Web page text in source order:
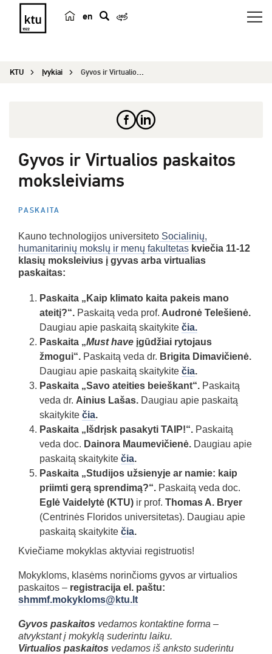
en
e
KTU Įvykiai Gyvos ir Virtualios paskaitos moksleiviams
Gyvos ir Virtualios paskaitos
moksleiviams
PASKAITA
Kauno technologijos universiteto Socialinių,
humanitarinių mokslų ir menų fakultetas kviečia 11-12
klasių moksleivius į gyvas arba virtualias
paskaitas:
Paskaita „Kaip klimato kaita pakeis mano
ateitį?“. Paskaitą veda prof. Audronė Telešienė.
Daugiau apie paskaitą skaitykite čia.
Paskaita „Must have įgūdžiai rytojaus
žmogui“. Paskaitą veda dr. Brigita Dimavičienė.
Daugiau apie paskaitą skaitykite čia.
Paskaita „Savo ateities beieškant“. Paskaitą
veda dr. Ainius Lašas. Daugiau apie paskaitą
skaitykite čia.
Paskaita „Išdrįsk pasakyti TAIP!“. Paskaitą
veda doc. Dainora Maumevičienė. Daugiau apie
paskaitą skaitykite čia.
Paskaita „Studijos užsienyje ar namie: kaip
priimti gerą sprendimą?“. Paskaitą veda doc.
Eglė Vaidelytė (KTU) ir prof. Thomas A. Bryer
(Centrinės Floridos universitetas). Daugiau apie
paskaitą skaitykite čia.
Kviečiame mokyklas aktyviai registruotis!
Mokykloms, klasėms norinčioms gyvos ar virtualios
paskaitos – registracija el. paštu:
shmmf.mokykloms@ktu.lt
Gyvos paskaitos vedamos kontaktine forma –
atvykstant į mokyklą suderintu laiku.
Virtualios paskaitos vedamos iš anksto suderintu